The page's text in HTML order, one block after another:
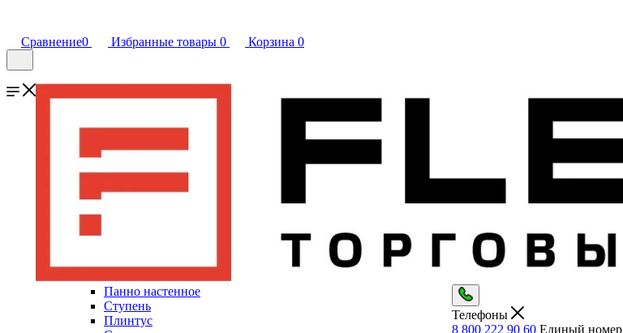
Сравнение0 Избранные товары 0 Корзина 0
Телефоны
8 800 222 90 60 Единый номер
Панно настенное
Ступень
Плинтус